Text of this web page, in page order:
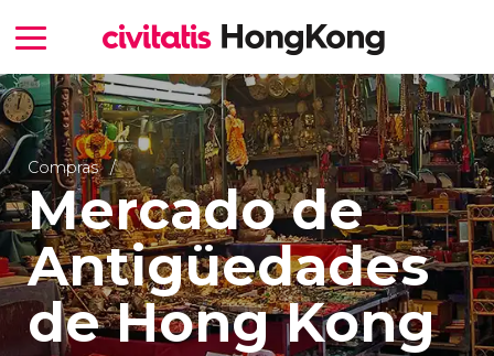
Compras
Mercado de
Antigüedades
de Hong Kong